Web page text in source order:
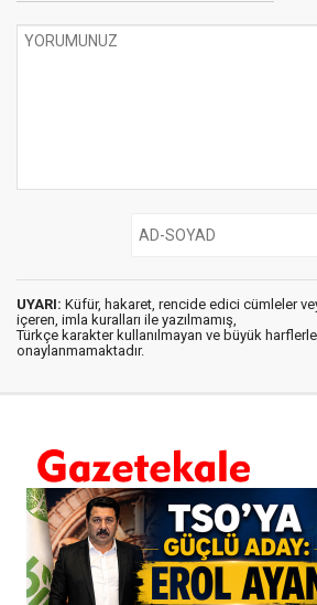
UYARI: Küfür, hakaret, rencide edici cümleler
içeren, imla kuralları ile yazılmamış,
Türkçe karakter kullanılmayan ve büyük
onaylanmamaktadır.